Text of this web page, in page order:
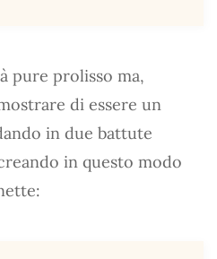
pure prolisso ma,
di essere un
in due battute
in questo modo